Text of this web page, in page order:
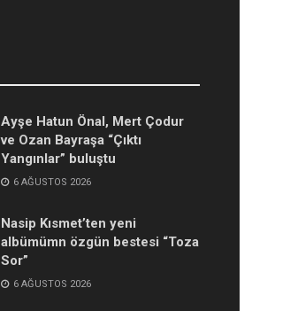
Ayşe Hatun Önal, Mert Çodur
ve Ozan Bayraşa “Çıktı
Yangınlar” buluştu
6 AĞUSTOS 2026
Nasip Kısmet’ten yeni
albümümn özgün bestesi “Toza
Sor”
6 AĞUSTOS 2026